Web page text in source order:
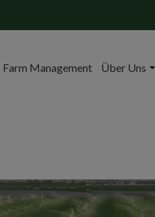
Farm Management Über Uns